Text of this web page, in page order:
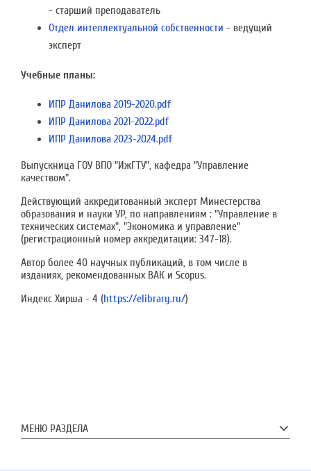
- старший преподаватель
Отдел интеллектуальной собственности - ведущий
эксперт
Учебные планы:
ИПР Данилова 2019-2020.pdf
ИПР Данилова 2021-2022.pdf
ИПР Данилова 2023-2024.pdf
Выпускница ГОУ ВПО "ИжГТУ", кафедра "Управление
качеством".
Действующий аккредитованный эксперт Минестерства
образования и науки УР, по направлениям : "Управление в
технических системах", "Экономика и управление"
(регистрационный номер аккредитации: 347-18).
Автор более 40 научных публикаций, в том числе в
изданиях, рекомендованных ВАК и Scopus.
Индекс Хирша - 4 (https://elibrary.ru/)
МЕНЮ РАЗДЕЛА